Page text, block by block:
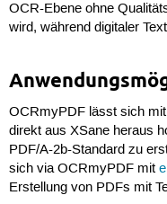
OCR-Ebene ohne
wird, während digitaler
OCRmyPDF lässt sich mit
direkt aus XSane heraus
PDF/A-2b-Standard zu
sich via OCRmyPDF mit
Erstellung von PDFs mit